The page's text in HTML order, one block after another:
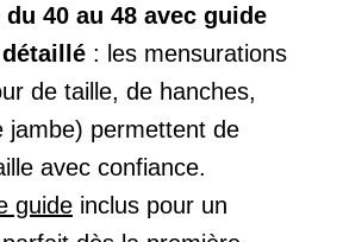
40 au 48 avec guide
: les mensurations
de taille, de hanches,
jambe) permettent de
avec confiance.
guide inclus pour un